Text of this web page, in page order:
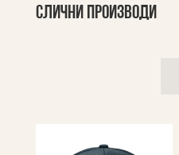
Слични производи